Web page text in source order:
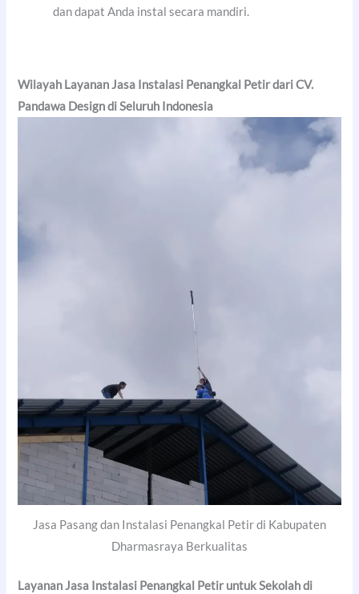
dan dapat Anda instal secara mandiri.
Wilayah Layanan Jasa Instalasi Penangkal Petir dari CV.
Pandawa Design di Seluruh Indonesia
Jasa Pasang dan Instalasi Penangkal Petir di Kabupaten
Dharmasraya Berkualitas
Layanan Jasa Instalasi Penangkal Petir untuk Sekolah di